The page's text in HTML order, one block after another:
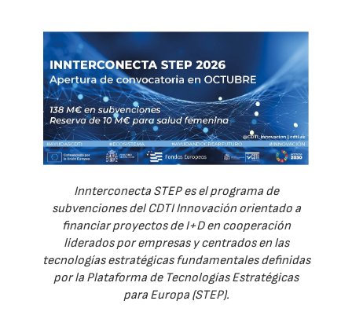
Innterconecta STEP es el programa de
subvenciones del CDTI Innovación orientado a
financiar proyectos de I+D en cooperación
liderados por empresas y centrados en las
tecnologías estratégicas fundamentales definidas
por la Plataforma de Tecnologías Estratégicas
para Europa (STEP).